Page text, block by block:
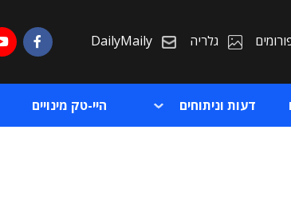
גלריה DailyMaily
דעות וניתוחים היי-טק מינויים